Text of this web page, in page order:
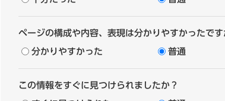
ページの構成や内容、表現は分かりやすかったです
分かりやすかった 普通
この情報をすぐに見つけられましたか？